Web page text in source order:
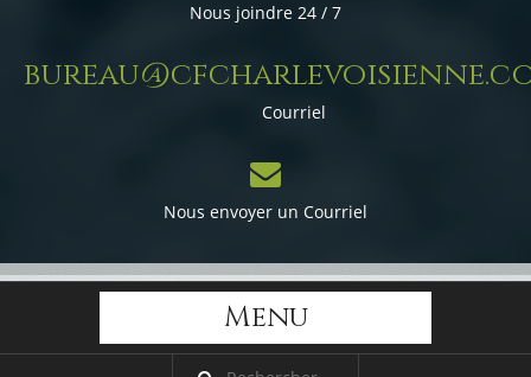
Nous joindre 24 / 7
Courriel
Nous envoyer un Courriel
Menu